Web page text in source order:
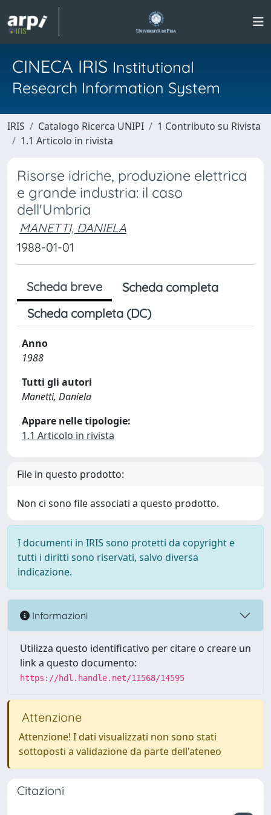
CINECA IRIS Institutional
Research Information System
IRIS Catalogo Ricerca UNIPI
1 Contributo su Rivista
1.1 Articolo in rivista
Risorse idriche, produzione elettrica
e grande industria: il caso
dell'Umbria
MANETTI, DANIELA
1988-01-01
Scheda breve
Scheda completa
Scheda completa (DC)
Anno
1988
Tutti gli autori
Manetti, Daniela
Appare nelle tipologie:
1.1 Articolo in rivista
File in questo prodotto:
Non ci sono file associati a questo prodotto.
I documenti in IRIS sono protetti da copyright e
tutti i diritti sono riservati, salvo diversa
indicazione.
Informazioni
Utilizza questo identificativo per citare o creare un
link a questo documento:
https://hdl.handle.net/11568/14595
Attenzione
Attenzione! I dati visualizzati non sono stati
sottoposti a validazione da parte dell'ateneo
Citazioni